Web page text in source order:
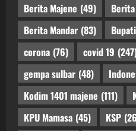
Berita Majene (49)
Berita Mandar (83)
corona (76) covid 19
gempa sulbar (48)
Kodim 1401 majene (111)
KPU Mamasa (45) KSP